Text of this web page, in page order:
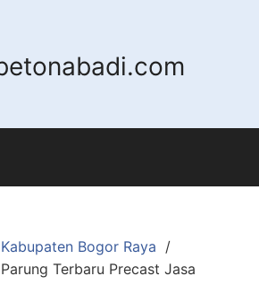
Bogor Raya
Terbaru Precast Jasa